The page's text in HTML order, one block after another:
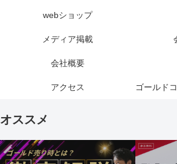
webショップ
メディア掲載
会社概要
アクセス
オススメ